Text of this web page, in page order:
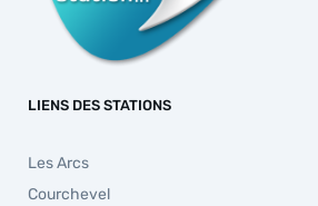
LIENS DES STATIONS
Les Arcs
Courchevel